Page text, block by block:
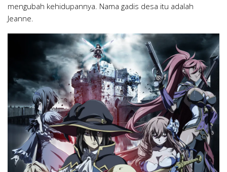
mengubah kehidupannya. Nama gadis desa itu adalah
Jeanne.